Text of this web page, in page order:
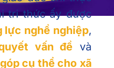
vấn đềvà
cụ thể cho xã